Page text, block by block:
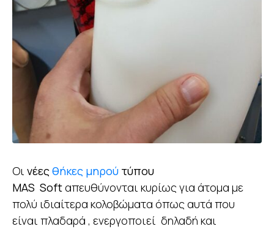
Οι νέεςθήκες μηρού τύπου
ΜΑS Softαπευθύνονται κυρίως για άτομα με
πολύ ιδιαίτερα κολοβώματα όπως αυτά που
είναι πλαδαρά , ενεργοποιεί δηλαδή και